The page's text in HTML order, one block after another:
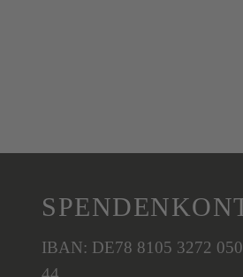
IBAN: DE78 8105 3272